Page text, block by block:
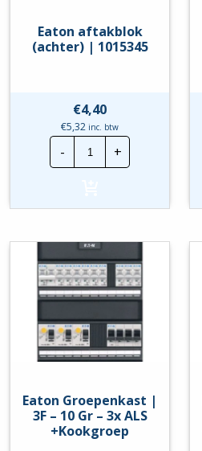
Eaton aftakblok
(achter) | 1015345
€4,40
€5,32 inc. btw
-
Eaton
aftakblok
(achter)
hoeveelheid
+
Eaton Groepenkast |
3F – 10 Gr – 3x ALS
+Kookgroep